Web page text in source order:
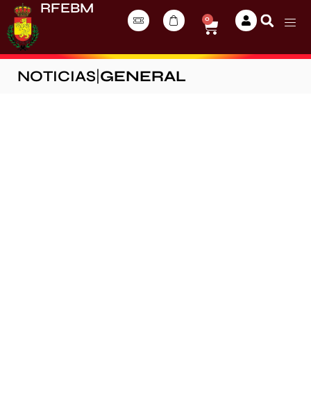
RFEBM
0
NOTICIAS GENERAL